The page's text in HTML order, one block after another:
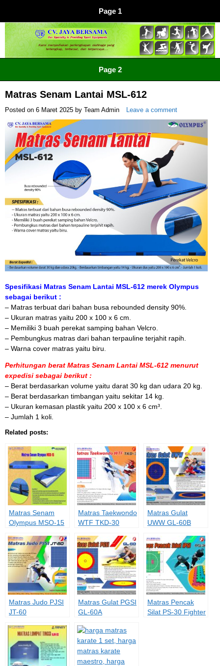
Page 1
CV JAYA BERSAMA Co Id
Menyediakan Semua Perlengkapan Olahraga Yang
Page 2
Matras Senam Lantai MSL-612
Posted on 6 Maret 2025 by Team Admin Leave a comment
Spesifikasi Matras Senam Lantai MSL-612 merek Olympus
sebagai berikut :
– Matras terbuat dari bahan busa rebounded density 90%.
– Ukuran matras yaitu 200 x 100 x 6 cm.
– Memiliki 3 buah perekat samping bahan Velcro.
– Pembungkus matras dari bahan terpauline terjahit rapih.
– Warna cover matras yaitu biru.
Perhitungan berat Matras Senam Lantai MSL-612 menurut
expedisi sebagai berikut :
– Berat berdasarkan volume yaitu darat 30 kg dan udara 20 kg.
– Berat berdasarkan timbangan yaitu sekitar 14 kg.
– Ukuran kemasan plastik yaitu 200 x 100 x 6 cm³.
– Jumlah 1 koli.
Related posts:
Matras Senam
Olympus MSO-15
Matras Taekwondo
WTF TKD-30
Matras Gulat
UWW GL-60B
Matras Judo PJSI
JT-60
Matras Gulat PGSI
GL-60A
Matras Pencak
Silat PS-30 Fighter